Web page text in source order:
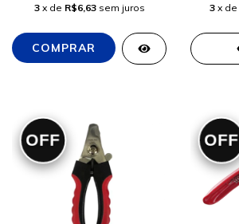
3 x de R$6,63 sem juros 3 x de
OFF OFF